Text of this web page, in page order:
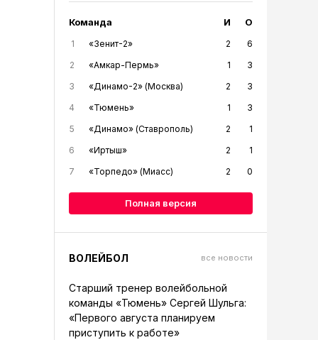
Команда И О
1 «Зенит-2» 2
6
2
«Амкар-Пермь» 1
3
3
«Динамо-2» (Москва) 2
3
4
«Тюмень» 1
3
5
«Динамо» (Ставрополь) 2
1
6
«Иртыш» 2
1
7
«Торпедо» (Миасс) 2 0
Полная версия
ВОЛЕЙБОЛ все новости
Старший тренер волейбольной
команды «Тюмень» Сергей Шульга:
«Первого августа планируем
приступить к работе»